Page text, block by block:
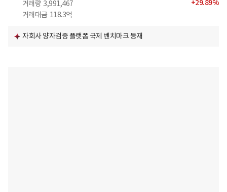
거래량 3,991,467
거래대금 118.3억
+29.89%
자회사 양자검증 플랫폼 국제 벤치마크 등재